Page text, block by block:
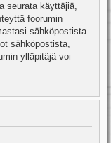
seurata käyttäjiä,
foorumin
sähköpostista.
sähköpostista,
ylläpitäjä voi